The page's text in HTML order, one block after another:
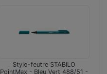
Stylo-feutre STABILO
PointMax - Bleu Vert 488/51 -